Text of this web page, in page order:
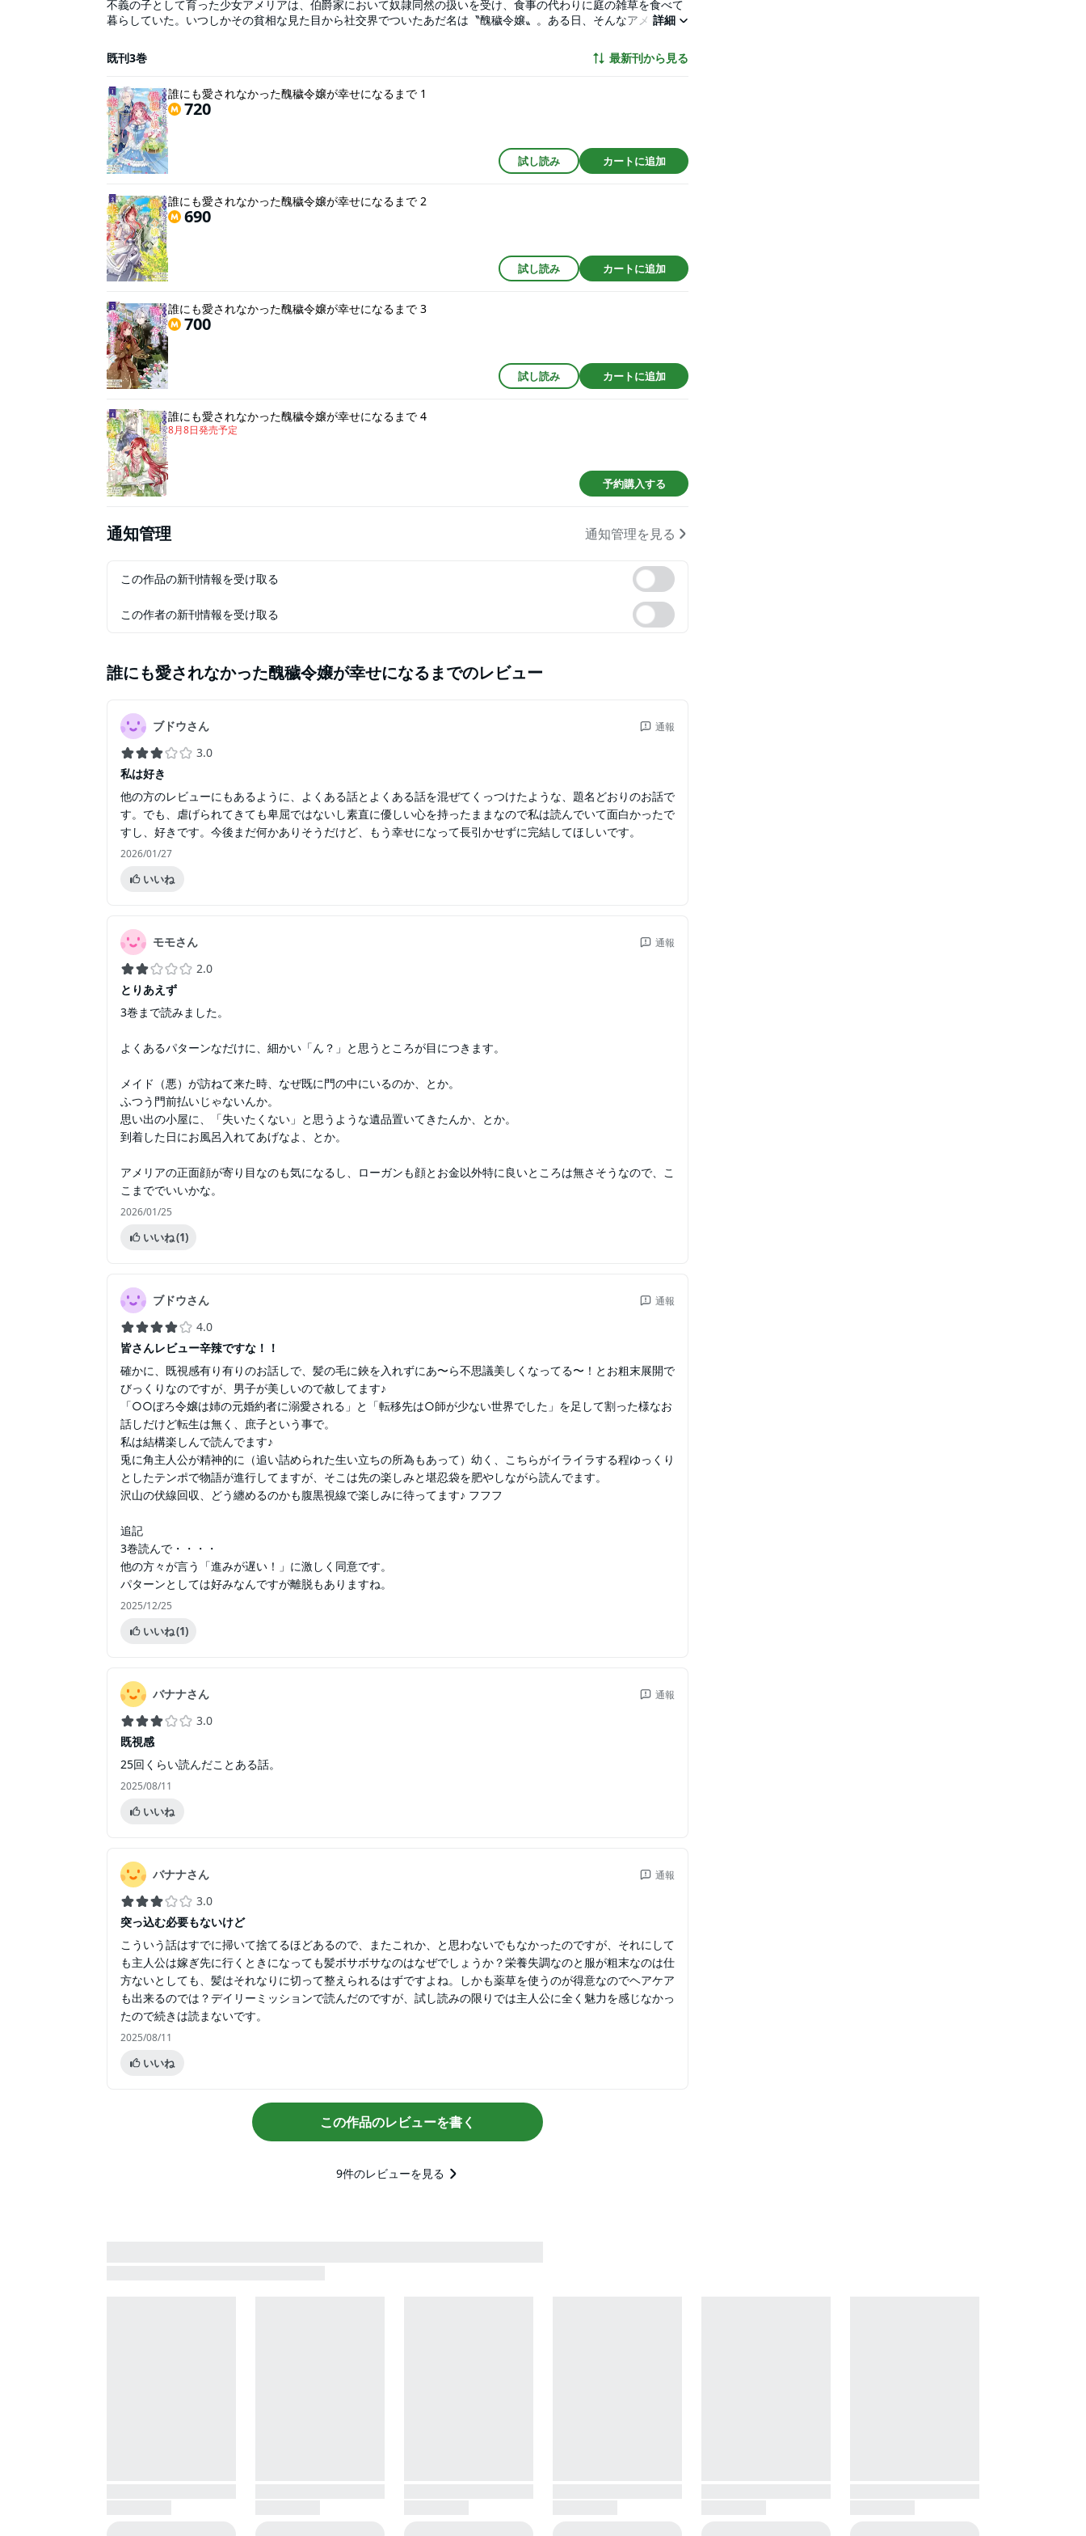
不義の子として育った少女アメリアは、伯爵家において奴隷同然の扱いを受け、食事の代わりに庭の雑草を食べて
暮らしていた。いつしかその貧相な見た目から社交界でついたあだ名は〝醜穢令嬢〟。ある日、そんなアメリアの
しくて――…。これは、愛を知らなかった少女が誰にも負けない幸せを掴み取るシンデレラストーリー。
詳細
既刊3巻 最新刊から見る
誰にも愛されなかった醜穢令嬢が幸せになるまで 1
720
試し読み カートに追加
誰にも愛されなかった醜穢令嬢が幸せになるまで 2
690
試し読み カートに追加
誰にも愛されなかった醜穢令嬢が幸せになるまで 3
700
試し読み カートに追加
誰にも愛されなかった醜穢令嬢が幸せになるまで 4
8月8日発売予定
予約購入する
通知管理 通知管理を見る
この作品の新刊情報を受け取る
この作者の新刊情報を受け取る
誰にも愛されなかった醜穢令嬢が幸せになるまでのレビュー
ブドウさん 通報
3.0
私は好き
他の方のレビューにもあるように、よくある話とよくある話を混ぜてくっつけたような、題名どおりのお話で
す。でも、虐げられてきても卑屈ではないし素直に優しい心を持ったままなので私は読んでいて面白かったで
すし、好きです。今後まだ何かありそうだけど、もう幸せになって長引かせずに完結してほしいです。
2026/01/27
いいね
モモさん 通報
2.0
とりあえず
3巻まで読みました。
よくあるパターンなだけに、細かい「ん？」と思うところが目につきます。
メイド（悪）が訪ねて来た時、なぜ既に門の中にいるのか、とか。
ふつう門前払いじゃないんか。
思い出の小屋に、「失いたくない」と思うような遺品置いてきたんか、とか。
到着した日にお風呂入れてあげなよ、とか。
アメリアの正面顔が寄り目なのも気になるし、ローガンも顔とお金以外特に良いところは無さそうなので、こ
こまででいいかな。
2026/01/25
いいね(1)
ブドウさん 通報
4.0
皆さんレビュー辛辣ですな！！
確かに、既視感有り有りのお話しで、髪の毛に鋏を入れずにあ〜ら不思議美しくなってる〜！とお粗末展開で
びっくりなのですが、男子が美しいので赦してます♪
「○○ぼろ令嬢は姉の元婚約者に溺愛される」と「転移先は○師が少ない世界でした」を足して割った様なお
話しだけど転生は無く、庶子という事で。
私は結構楽しんで読んでます♪
兎に角主人公が精神的に（追い詰められた生い立ちの所為もあって）幼く、こちらがイライラする程ゆっくり
としたテンポで物語が進行してますが、そこは先の楽しみと堪忍袋を肥やしながら読んでます。
沢山の伏線回収、どう纏めるのかも腹黒視線で楽しみに待ってます♪ フフフ
追記
3巻読んで・・・・
他の方々が言う「進みが遅い！」に激しく同意です。
パターンとしては好みなんですが離脱もありますね。
2025/12/25
いいね(1)
バナナさん 通報
3.0
既視感
25回くらい読んだことある話。
2025/08/11
いいね
バナナさん 通報
3.0
突っ込む必要もないけど
こういう話はすでに掃いて捨てるほどあるので、またこれか、と思わないでもなかったのですが、それにして
も主人公は嫁ぎ先に行くときになっても髪ボサボサなのはなぜでしょうか？栄養失調なのと服が粗末なのは仕
方ないとしても、髪はそれなりに切って整えられるはずですよね。しかも薬草を使うのが得意なのでヘアケア
も出来るのでは？デイリーミッションで読んだのですが、試し読みの限りでは主人公に全く魅力を感じなかっ
たので続きは読まないです。
2025/08/11
いいね
この作品のレビューを書く
9件のレビューを見る